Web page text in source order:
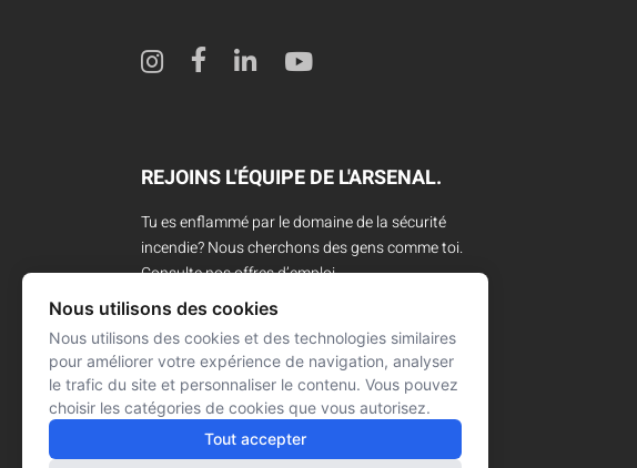
REJOINS L'ÉQUIPE DE L'ARSENAL.
Tu es enflammé par le domaine de la sécurité
incendie? Nous cherchons des gens comme toi.
Consulte nos offres d’emploi.
CARRIÈRES
Nous utilisons des cookies
Nous utilisons des cookies et des technologies similaires
pour améliorer votre expérience de navigation, analyser
le trafic du site et personnaliser le contenu. Vous pouvez
choisir les catégories de cookies que vous autorisez.
Tout accepter